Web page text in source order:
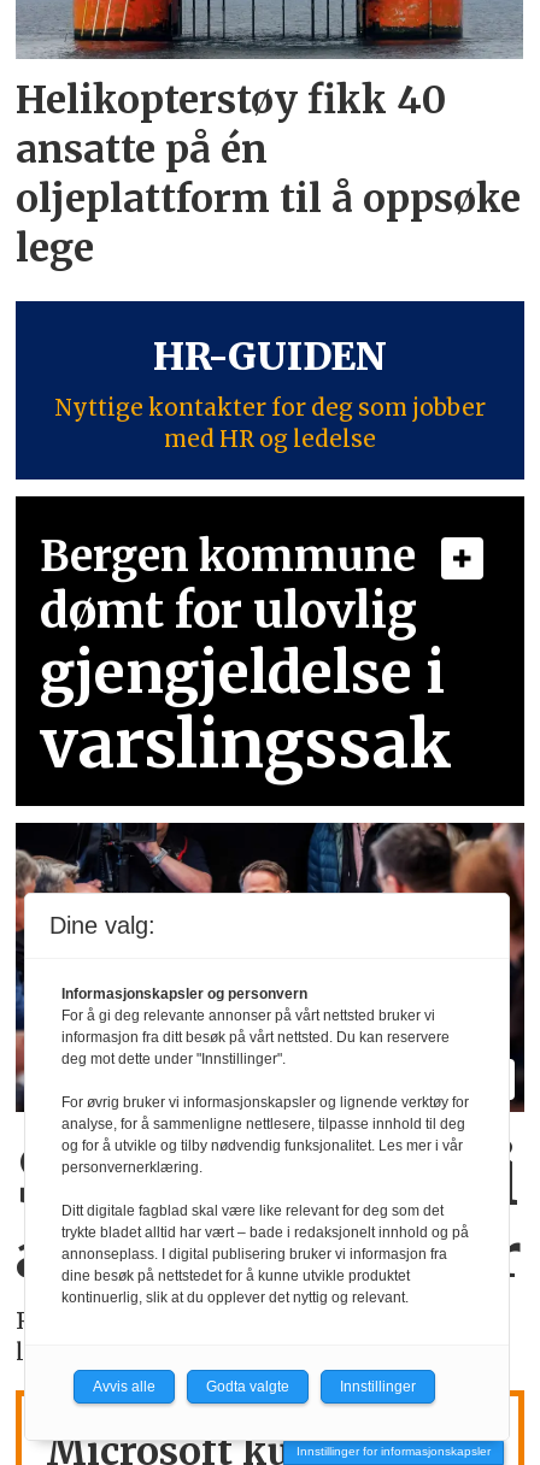
Helikopterstøy fikk 40
ansatte på én
oljeplattform til å oppsøke
lege
HR-GUIDEN
Nyttige kontakter for deg som jobber
med HR og ledelse
Bergen kommune
dømt for ulovlig
gjengjeldelse i
varslingssak
Stor økning i
antall meklinger
Riksmekler Mats Ruland har hatt over 100
lønnsoppgjør til mekling - så langt i år.
Microsoft kutterInnstillinger for informasjonskapsler
Dine valg:
Informasjonskapsler og personvern
For å gi deg relevante annonser på vårt nettsted bruker vi
informasjon fra ditt besøk på vårt nettsted. Du kan reservere
deg mot dette under "Innstillinger".
For øvrig bruker vi informasjonskapsler og lignende verktøy for
analyse, for å sammenligne nettlesere, tilpasse innhold til deg
og for å utvikle og tilby nødvendig funksjonalitet. Les mer i vår
personvernerklæring.
Ditt digitale fagblad skal være like relevant for deg som det
trykte bladet alltid har vært – bade i redaksjonelt innhold og på
annonseplass. I digital publisering bruker vi informasjon fra
dine besøk på nettstedet for å kunne utvikle produktet
kontinuerlig, slik at du opplever det nyttig og relevant.
Avvis alle Godta valgte Innstillinger